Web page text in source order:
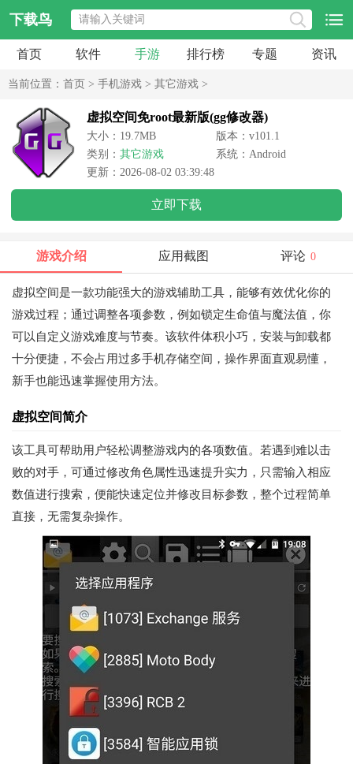
下载鸟
首页 软件 手游 排行榜 专题 资讯
当前位置： 首页 > 手机游戏 > 其它游戏 >
虚拟空间免root最新版(gg修改器)
大小：19.7MB
版本：v101.1
类别： 其它游戏
系统：Android
更新：2026-08-02 03:39:48
立即下载
游戏介绍 应用截图 评论 0
虚拟空间是一款功能强大的游戏辅助工具，能够有效优化你的
游戏过程；通过调整各项参数，例如锁定生命值与魔法值，你
可以自定义游戏难度与节奏。该软件体积小巧，安装与卸载都
十分便捷，不会占用过多手机存储空间，操作界面直观易懂，
新手也能迅速掌握使用方法。
虚拟空间简介
该工具可帮助用户轻松调整游戏内的各项数值。若遇到难以击
败的对手，可通过修改角色属性迅速提升实力，只需输入相应
数值进行搜索，便能快速定位并修改目标参数，整个过程简单
直接，无需复杂操作。